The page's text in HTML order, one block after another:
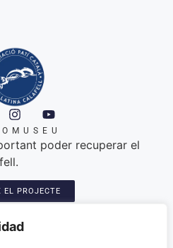
poder recuperar el
EL PROJECTE
Calafell. 43820
del Sanatori, 3